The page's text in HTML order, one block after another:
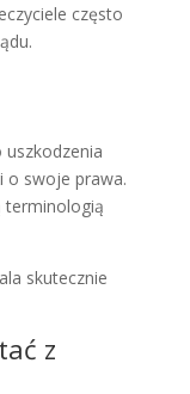
często
uszkodzenia
o swoje prawa.
terminologią
skutecznie
z